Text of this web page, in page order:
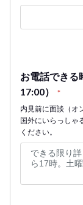
お電話できる
17:00）
*
内見前に面談（オ
国外にいらっしゃ
ください。